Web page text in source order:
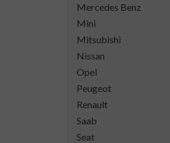
Mercedes Benz
Mini
Mitsubishi
Nissan
Opel
Peugeot
Renault
Saab
Seat